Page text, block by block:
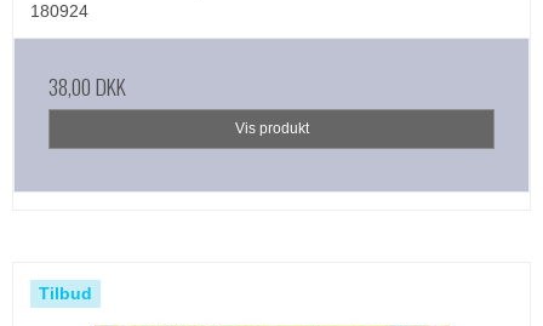
180924
38,00 DKK
Vis produkt
Tilbud